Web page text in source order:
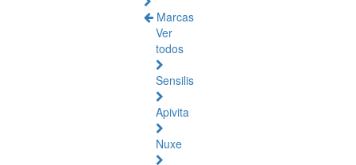
Marcas
Ver
todos
Sensilis
Apivita
Nuxe